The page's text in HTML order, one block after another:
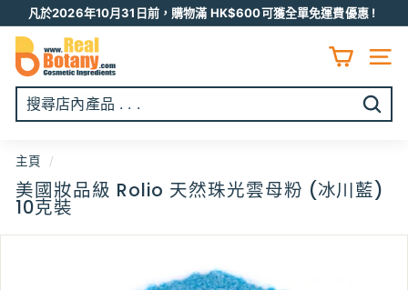
至
凡於2026年10月31日前，購物滿 HK$600可獲全單免運費優惠 !
R
E
A
L
O
T
A
N
Y
網頁
開
主頁 /
美國妝品級 Rolio 天然珠光雲母粉 (冰川藍)
10克裝